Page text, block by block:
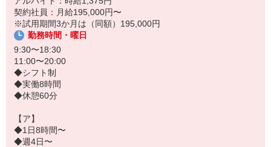
契約社員：月給195,000円〜
※試用期間3か月は（同額）195,000円
勤務時間・曜日
9:30〜18:30
11:00〜20:00
◆シフト制
◆実働8時間
◆休憩60分
【ア】
◆1日8時間〜
◆週4日〜